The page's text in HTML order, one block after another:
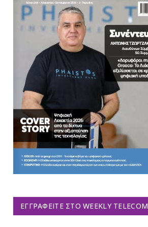
ΕΓΓΡΑΦΕΊΤΕ ΣΤΟ WEEKLY TELECOM